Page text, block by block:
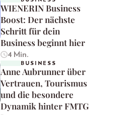
WIENERIN Business
Boost: Der nächste
Schritt für dein
Business beginnt hier
4 Min.
BUSINESS
Anne Aubrunner über
Vertrauen, Tourismus
und die besondere
Dynamik hinter FMTG